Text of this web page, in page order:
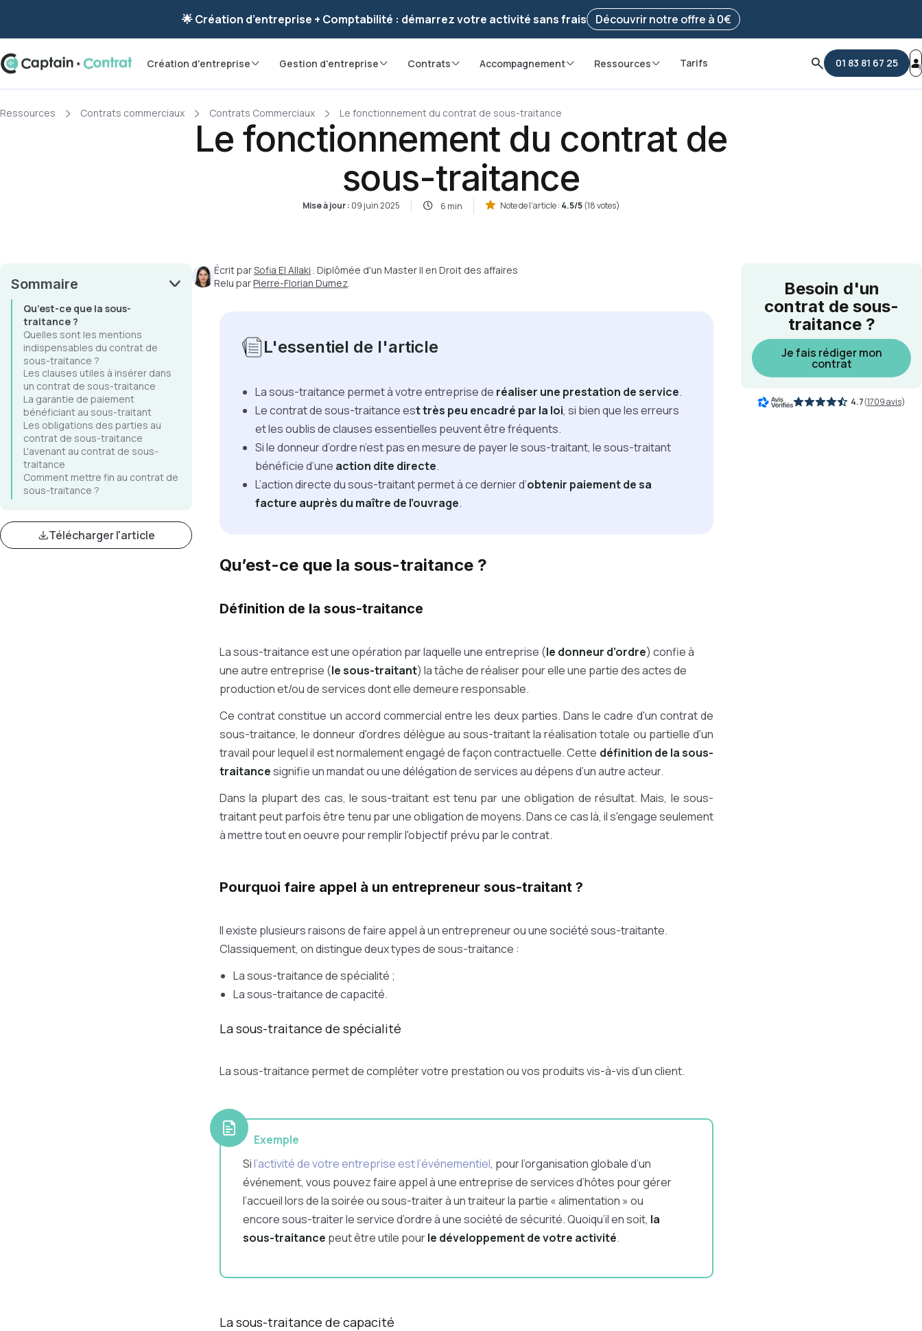
Ravis de vous revoir ! Votre démarchea été enregistrée 🚀 Reprendre ma démarche
🌟 Création d’entreprise + Comptabilité : démarrez votre activité sans frais Découvrir notre offre à 0€
Création d'entreprise Gestion d'entreprise Contrats Accompagnement Ressources Tarifs 01 83 81 67 25
Ressources Contrats commerciaux Contrats Commerciaux Le fonctionnement du contrat de sous-traitance
Le fonctionnement du contrat de
sous-traitance
Mise à jour : 09 juin 2025 6 min Note de l'article : 4.5/5(18 votes)
Sommaire
Qu’est-ce que la sous-
traitance ?
Quelles sont les mentions
indispensables du contrat de
sous-traitance ?
Les clauses utiles à insérer dans
un contrat de sous-traitance
La garantie de paiement
bénéficiant au sous-traitant
Les obligations des parties au
contrat de sous-traitance
L'avenant au contrat de sous-
traitance
Comment mettre fin au contrat de
sous-traitance ?
Télécharger l'article
Écrit parSofia El Allaki . Diplômée d'un Master II en Droit des affaires
Relu parPierre-Florian Dumez.
L'essentiel de l'article
La sous-traitance permet à votre entreprise de réaliser une prestation de service.
Le contrat de sous-traitance est très peu encadré par la loi, si bien que les erreurs
et les oublis de clauses essentielles peuvent être fréquents.
Si le donneur d’ordre n’est pas en mesure de payer le sous-traitant, le sous-traitant
bénéficie d’une action dite directe.
L’action directe du sous-traitant permet à ce dernier d’obtenir paiement de sa
facture auprès du maître de l’ouvrage.
Qu’est-ce que la sous-traitance ?
Définition de la sous-traitance
La sous-traitance est une opération par laquelle une entreprise (le donneur d’ordre) confie à
une autre entreprise (le sous-traitant) la tâche de réaliser pour elle une partie des actes de
production et/ou de services dont elle demeure responsable.
Ce contrat constitue un accord commercial entre les deux parties. Dans le cadre d'un contrat de
sous-traitance, le donneur d'ordres délègue au sous-traitant la réalisation totale ou partielle d'un
travail pour lequel il est normalement engagé de façon contractuelle. Cette définition de la sous-
traitancesignifie un mandat ou une délégation de services au dépens d’un autre acteur.
Dans la plupart des cas, le sous-traitant est tenu par une obligation de résultat. Mais, le sous-
traitant peut parfois être tenu par une obligation de moyens. Dans ce cas là, il s'engage seulement
à mettre tout en oeuvre pour remplir l'objectif prévu par le contrat.
Pourquoi faire appel à un entrepreneur sous-traitant ?
Il existe plusieurs raisons de faire appel à un entrepreneur ou une société sous-traitante.
Classiquement, on distingue deux types de sous-traitance :
La sous-traitance de spécialité ;
La sous-traitance de capacité.
La sous-traitance de spécialité
La sous-traitance permet de compléter votre prestation ou vos produits vis-à-vis d’un client.
Exemple
Sil’activité de votre entreprise est l’événementiel, pour l’organisation globale d’un
événement, vous pouvez faire appel à une entreprise de services d’hôtes pour gérer
l’accueil lors de la soirée ou sous-traiter à un traiteur la partie « alimentation » ou
encore sous-traiter le service d’ordre à une société de sécurité. Quoiqu’il en soit, la
sous-traitance peut être utile pourle développement de votre activité.
La sous-traitance de capacité
4.7(1709 avis)
Besoin d'un
contrat de sous-
traitance ?
Je fais rédiger mon
contrat